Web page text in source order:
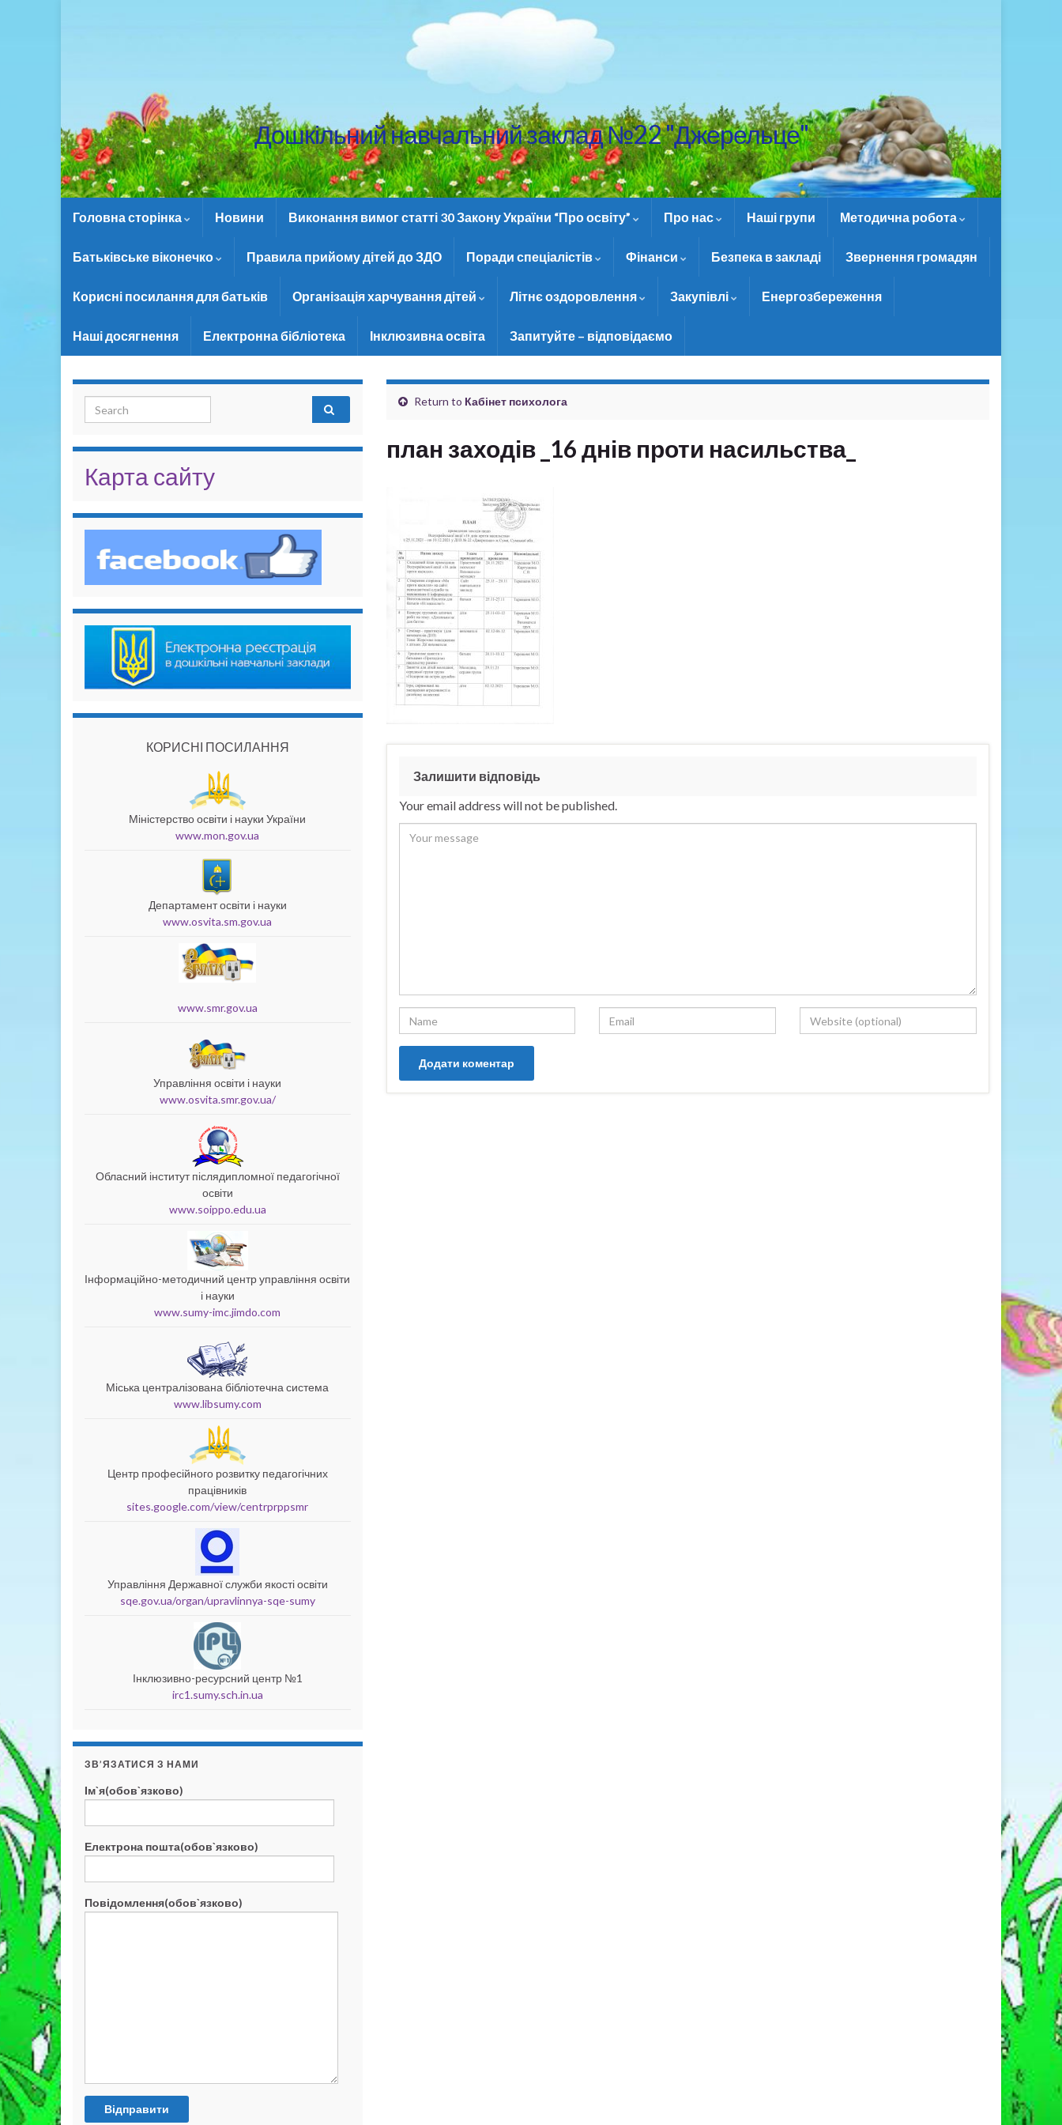
Дошкільний навчальний заклад №22 "Джерельце"
Головна сторінка Новини Виконання вимог статті 30 Закону України “Про освіту” Про нас Наші групи Методична робота
Батьківське віконечко Правила прийому дітей до ЗДО Поради спеціалістів Фінанси Безпека в закладі Звернення громадян
Корисні посилання для батьків Організація харчування дітей Літнє оздоровлення Закупівлі Енергозбереження
Наші досягнення Електронна бібліотека Інклюзивна освіта Запитуйте – відповідаємо
Return to Кабінет психолога
план заходів _16 днів проти насильства_
Залишити відповідь
Your email address will not be published.
Search for:
Карта сайту
КОРИСНІ ПОСИЛАННЯ
Міністерство освіти і науки України
www.mon.gov.ua
Департамент освіти і науки
www.osvita.sm.gov.ua
www.smr.gov.ua
Управління освіти і науки
www.osvita.smr.gov.ua/
Обласний інститут післядипломної педагогічної
освіти
www.soippo.edu.ua
Інформаційно-методичний центр управління освіти
і науки
www.sumy-imc.jimdo.com
Міська централізована бібліотечна система
www.libsumy.com
Центр професійного розвитку педагогічних
працівників
sites.google.com/view/centrprppsmr
Управління Державної служби якості освіти
sqe.gov.ua/organ/upravlinnya-sqe-sumy
Інклюзивно-ресурсний центр №1
irc1.sumy.sch.in.ua
ЗВ’ЯЗАТИСЯ З НАМИ
Ім`я(обов`язково)
Електрона пошта(обов`язково)
Повідомлення(обов`язково)